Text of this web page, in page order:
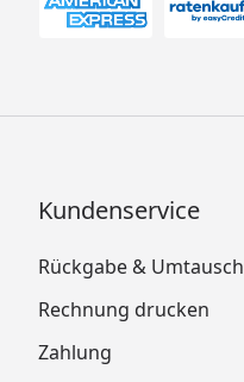
Kundenservice
Rückgabe & Umtausch
Rechnung drucken
Zahlung